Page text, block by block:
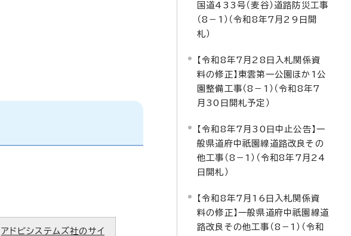
アドビシステムズ社のサイ
国道433号（麦谷）道路防災工事
（8－1）（令和8年7月29日開
札）
【令和8年7月28日入札関係資
料の修正】東雲第一公園ほか1公
園整備工事（8－1）（令和8年7
月30日開札予定）
【令和8年7月30日中止公告】一
般県道府中祇園線道路改良その
他工事（8－1）（令和8年7月24
日開札）
【令和8年7月16日入札関係資
料の修正】一般県道府中祇園線道
路改良その他工事（8－1）（令和